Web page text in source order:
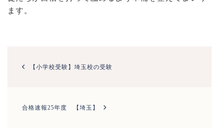
ます。
【小学校受験】埼玉校の受験
合格速報25年度 【埼玉】